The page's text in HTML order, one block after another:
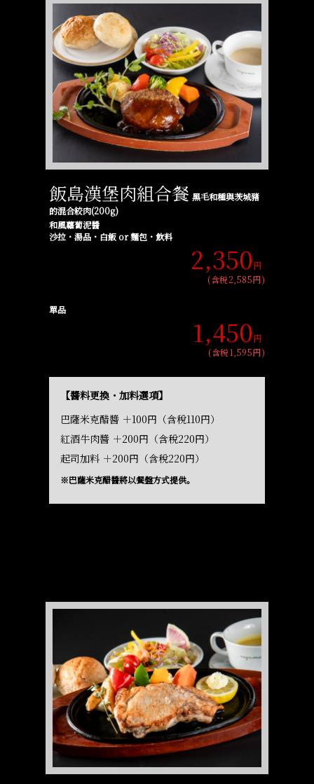
飯島漢堡肉組合餐 黑毛和種與茨城豬
的混合絞肉(200g)
和風蘿蔔泥醬
沙拉・湯品・白飯 or 麵包・飲料
2,350円
(含税2,585円)
單品
1,450円
(含税1,595円)
【醬料更換・加料選項】
巴薩米克醋醬 ＋100円（含稅110円）
紅酒牛肉醬 ＋200円（含稅220円）
起司加料 ＋200円（含稅220円）
※巴薩米克醋醬將以餐盤方式提供。